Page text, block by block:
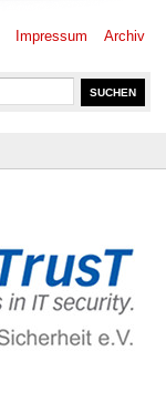
Impressum Archiv